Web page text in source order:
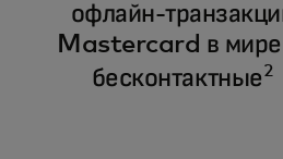
офлайн-
Mastercard в
бесконтактные2